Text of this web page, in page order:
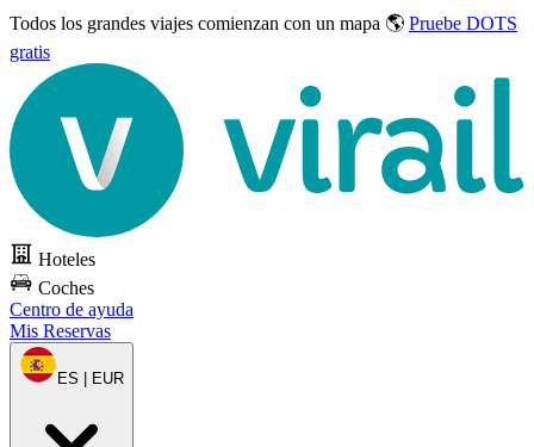
Todos los grandes viajes comienzan con un mapa 🌎 Pruebe DOTS
gratis
Hoteles
Coches
Centro de ayuda
Mis Reservas
ES | EUR